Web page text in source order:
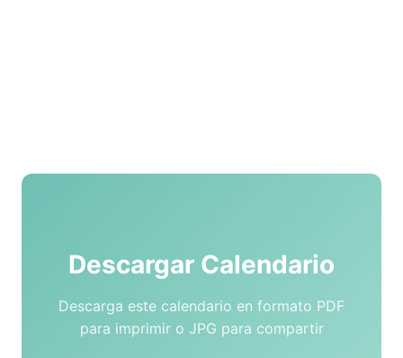
Descargar Calendario
Descarga este calendario en formato PDF
para imprimir o JPG para compartir